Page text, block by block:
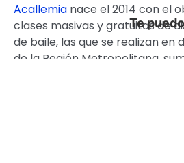
Acallemia nace el 2014 con el
clases masivas y gratuitas de
de baile, las que se realizan en
de la Región Metropolitana,
Te